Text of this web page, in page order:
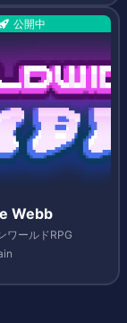
公開中
Webb
ワールドRPG